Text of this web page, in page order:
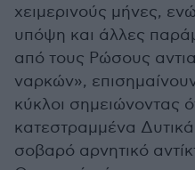
χειμερινούς μήνες,
υπόψη και άλλες
από τους Ρώσους
ναρκών», επισημαίνουν
κύκλοι σημειώνοντας
κατεστραμμένα
σοβαρό αρνητικό